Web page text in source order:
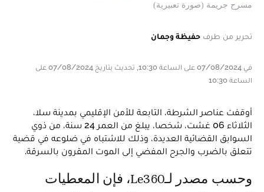
مسرح جريمة (صورة تعبيرية)
تحرير من طرف حفيظة وجمان
في 07/08/2024 على الساعة 10:30, تحديث بتاريخ 07/08/2024 على
الساعة 10:30
أوقفت عناصر الشرطة، التابعة للأمن الإقليمي بمدينة سلا،
الثلاثاء 06 غشت، شخصا، يبلغ من العمر 24 سنة، من ذوي
السوابق القضائية العديدة، وذلك للاشتباه في ضلوعه في قضية
تتعلق بالضرب والجرح المفضي إلى الموت المقرون بالسرقة.
وحسب مصدر لـLe360، فإن المعطيات